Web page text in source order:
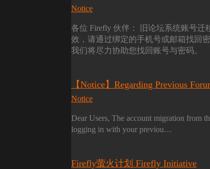
Notice
各位 Firefly 伙伴： 旧论坛系统账号
效，请通过绑定的手机号或邮箱找回
我们将尽力协助您找回账号与密码。
【Notice】Regarding Previous
Notice
Dear Users, The account migration from
logging in with your previou…
Firefly萤火计划 Firefly Initiative